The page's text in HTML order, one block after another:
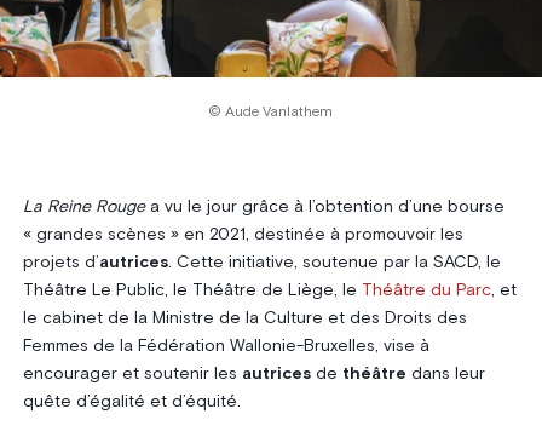
© Aude Vanlathem
La Reine Rougea vu le jour grâce à l’obtention d’une bourse
« grandes scènes » en 2021, destinée à promouvoir les
projets d’autrices. Cette initiative, soutenue par la SACD, le
Théâtre Le Public, le Théâtre de Liège, le Théâtre du Parc, et
le cabinet de la Ministre de la Culture et des Droits des
Femmes de la Fédération Wallonie-Bruxelles, vise à
encourager et soutenir les autricesde théâtre dans leur
quête d’égalité et d’équité.